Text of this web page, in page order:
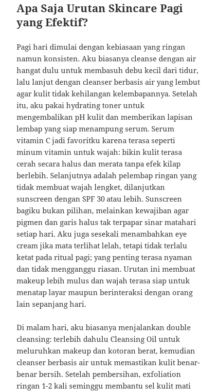
Apa Saja Urutan Skincare Pagi
yang Efektif?
Pagi hari dimulai dengan kebiasaan yang ringan
namun konsisten. Aku biasanya cleanse dengan air
hangat dulu untuk membasuh debu kecil dari tidur,
lalu lanjut dengan cleanser berbasis air yang lembut
agar kulit tidak kehilangan kelembapannya. Setelah
itu, aku pakai hydrating toner untuk
mengembalikan pH kulit dan memberikan lapisan
lembap yang siap menampung serum. Serum
vitamin C jadi favoritku karena terasa seperti
minum vitamin untuk wajah: bikin kulit terasa
cerah secara halus dan merata tanpa efek kilap
berlebih. Selanjutnya adalah pelembap ringan yang
tidak membuat wajah lengket, dilanjutkan
sunscreen dengan SPF 30 atau lebih. Sunscreen
bagiku bukan pilihan, melainkan kewajiban agar
pigmen dan garis halus tak terpapar sinar matahari
setiap hari. Aku juga sesekali menambahkan eye
cream jika mata terlihat lelah, tetapi tidak terlalu
ketat pada ritual pagi; yang penting terasa nyaman
dan tidak mengganggu riasan. Urutan ini membuat
makeup lebih mulus dan wajah terasa siap untuk
menatap layar maupun berinteraksi dengan orang
lain sepanjang hari.
Di malam hari, aku biasanya menjalankan double
cleansing: terlebih dahulu Cleansing Oil untuk
meluruhkan makeup dan kotoran berat, kemudian
cleanser berbasis air untuk memastikan kulit benar-
benar bersih. Setelah pembersihan, exfoliation
ringan 1-2 kali seminggu membantu sel kulit mati